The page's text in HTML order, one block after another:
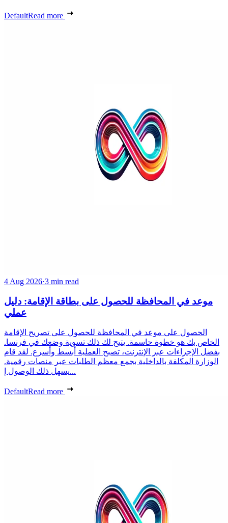
DefaultRead more
4 Aug 2026·3 min read
موعد في المحافظة للحصول على بطاقة الإقامة: دليل
عملي
الحصول على موعد في المحافظة للحصول على تصريح الإقامة
الخاص بك هو خطوة حاسمة. يتيح لك ذلك تسوية وضعك في فرنسا.
بفضل الإجراءات عبر الإنترنت، تصبح العملية أبسط وأسرع. لقد قام
الوزارة المكلفة بالداخلية بجمع معظم الطلبات عبر منصات رقمية.
يسهل ذلك الوصول إ...
DefaultRead more